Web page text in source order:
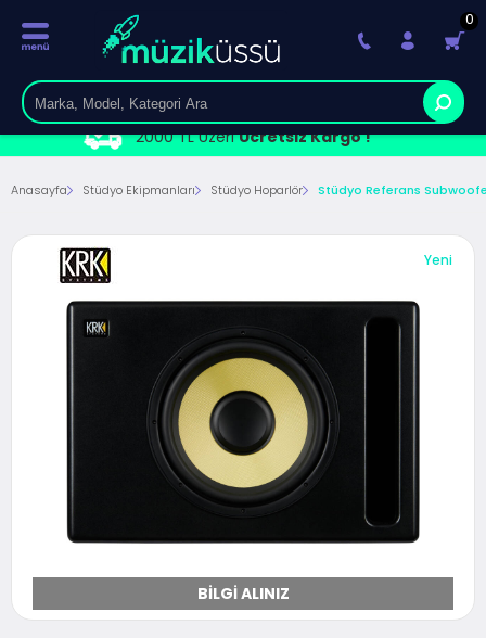
2000 TL ÜzeriÜcretsiz Kargo !
0
Anasayfa Stüdyo Ekipmanları Stüdyo Hoparlör Stüdyo Referans
Yeni
BILGI ALINIZ